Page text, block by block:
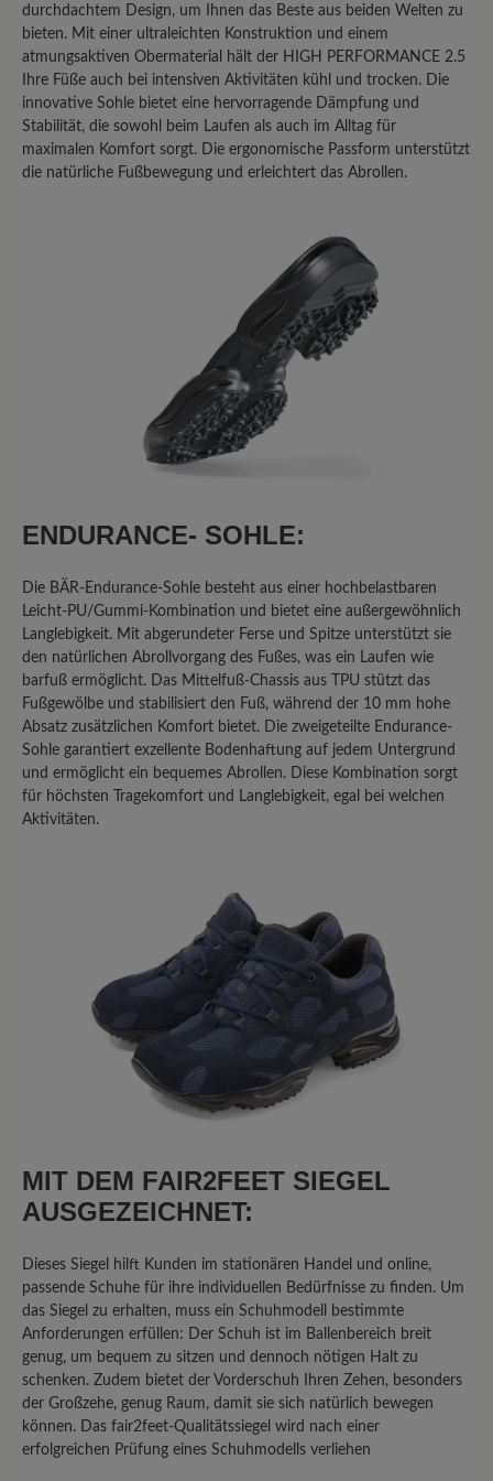
Teilen Sie Ihre Erfahrungen mit anderen
Kunden.
Bewertung schreiben
Bewertung mit 3 von 5 Sternen
Fast perfekter Allrounder
Ich habe mehrere High Performance
Schuhe, sowohl mit Mixed-
rutschige Sohle. Im Winter auf Eis -
Gummisohle noch an Haftung hat, fehlt
hier vollends! Ich habe im Auto -
austattungsbedingt - eine
Metallpedalerie; auch hier ist mit dem
Sohlenmix, wenn er denn einmal feucht
werden sollte, Vorsicht geboten! Da
gibt's kein Halten! ich hatte mir sogar
von einem "Mister-Minute-Shop" in
einem Kaufhaus eine "echte"
sind die Schuhe von Bär wirklich gut
verarbeitet, für mich immer passend
und in jedem Fall ihr Geld wert.
11. September 2025 11:06
Bewertung mit 1 von 5 Sternen
Klobiger Schuh in schöner Farbe
Ich habe diesen Schuh gewählt, da ich
Problemfüsse habe und einen
gesucht habe. Glücklich bin ich damit
jedoch nicht. Die Sohle hat kein
Abrollverhalten, das Innenteil besteht
aus nicht atmungsaktivem Material, das
schon nach einmaligem Tragen
unangenehm riecht. Die Schuhe sind
klobig und nach 1 stündigem
Spaziergang hatte ich sehr gestresste
durchdachtem Design, um Ihnen das Beste aus beiden Welten zu
bieten. Mit einer ultraleichten Konstruktion und einem
atmungsaktiven Obermaterial hält der HIGH PERFORMANCE 2.5
Ihre Füße auch bei intensiven Aktivitäten kühl und trocken. Die
innovative Sohle bietet eine hervorragende Dämpfung und
Stabilität, die sowohl beim Laufen als auch im Alltag für
maximalen Komfort sorgt. Die ergonomische Passform unterstützt
die natürliche Fußbewegung und erleichtert das Abrollen.
ENDURANCE- SOHLE:
Die BÄR-Endurance-Sohle besteht aus einer hochbelastbaren
Leicht-PU/Gummi-Kombination und bietet eine außergewöhnlich
Langlebigkeit. Mit abgerundeter Ferse und Spitze unterstützt sie
den natürlichen Abrollvorgang des Fußes, was ein Laufen wie
barfuß ermöglicht. Das Mittelfuß-Chassis aus TPU stützt das
Fußgewölbe und stabilisiert den Fuß, während der 10 mm hohe
Absatz zusätzlichen Komfort bietet. Die zweigeteilte Endurance-
Sohle garantiert exzellente Bodenhaftung auf jedem Untergrund
und ermöglicht ein bequemes Abrollen. Diese Kombination sorgt
für höchsten Tragekomfort und Langlebigkeit, egal bei welchen
Aktivitäten.
MIT DEM FAIR2FEET SIEGEL
AUSGEZEICHNET:
Dieses Siegel hilft Kunden im stationären Handel und online,
passende Schuhe für ihre individuellen Bedürfnisse zu finden. Um
das Siegel zu erhalten, muss ein Schuhmodell bestimmte
Anforderungen erfüllen: Der Schuh ist im Ballenbereich breit
genug, um bequem zu sitzen und dennoch nötigen Halt zu
schenken. Zudem bietet der Vorderschuh Ihren Zehen, besonders
der Großzehe, genug Raum, damit sie sich natürlich bewegen
können. Das fair2feet-Qualitätssiegel wird nach einer
erfolgreichen Prüfung eines Schuhmodells verliehen